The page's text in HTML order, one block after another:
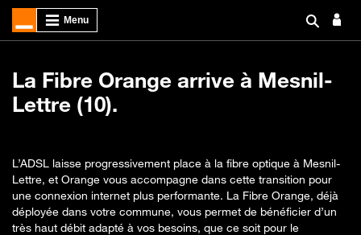
La Fibre Orange arrive à Mesnil-
Lettre (10).
L’ADSL laisse progressivement place à la fibre optique à Mesnil-
Lettre, et Orange vous accompagne dans cette transition pour
une connexion internet plus performante. La Fibre Orange, déjà
déployée dans votre commune, vous permet de bénéficier d’un
très haut débit adapté à vos besoins, que ce soit pour le